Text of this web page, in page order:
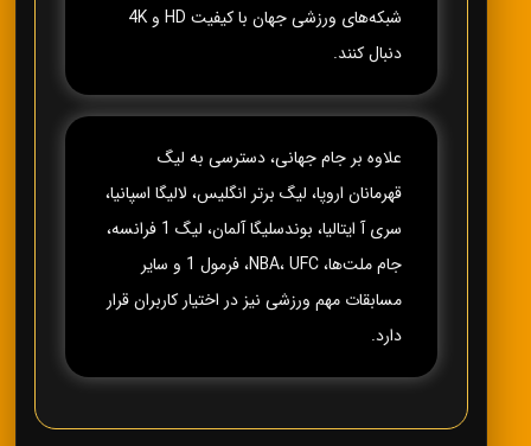
شبکه‌های ورزشی جهان با کیفیت HD و 4K
دنبال کنند.
علاوه بر جام جهانی، دسترسی به لیگ
قهرمانان اروپا، لیگ برتر انگلیس، لالیگا اسپانیا،
سری آ ایتالیا، بوندسلیگا آلمان، لیگ 1 فرانسه،
جام ملت‌ها، NBA، UFC، فرمول 1 و سایر
مسابقات مهم ورزشی نیز در اختیار کاربران قرار
دارد.